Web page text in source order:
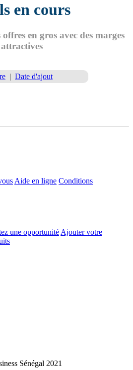
en cours
en gros avec des marges
attractives
| Date d'ajout
Aide en ligne Conditions
une opportunité Ajouter votre
Sénégal 2021